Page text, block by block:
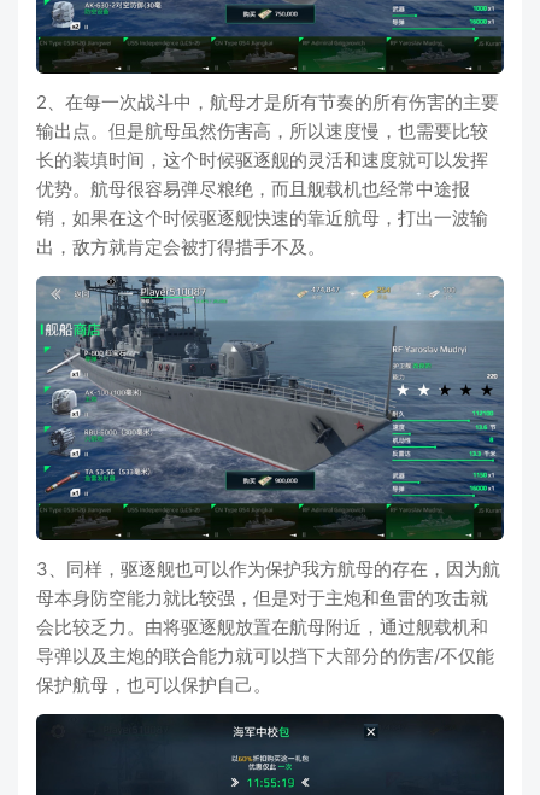
2、在每一次战斗中，航母才是所有节奏的所有伤害的主要
输出点。但是航母虽然伤害高，所以速度慢，也需要比较
长的装填时间，这个时候驱逐舰的灵活和速度就可以发挥
优势。航母很容易弹尽粮绝，而且舰载机也经常中途报
销，如果在这个时候驱逐舰快速的靠近航母，打出一波输
出，敌方就肯定会被打得措手不及。
3、同样，驱逐舰也可以作为保护我方航母的存在，因为航
母本身防空能力就比较强，但是对于主炮和鱼雷的攻击就
会比较乏力。由将驱逐舰放置在航母附近，通过舰载机和
导弹以及主炮的联合能力就可以挡下大部分的伤害/不仅能
保护航母，也可以保护自己。